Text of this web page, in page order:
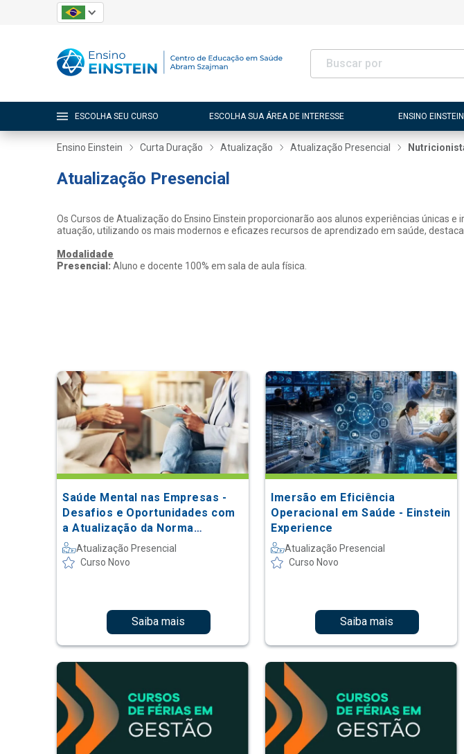
ESCOLHA SEU CURSO ESCOLHA SUA ÁREA DE INTERESSE ENSINO EINSTEIN
Ensino Einstein Curta Duração Atualização Atualização Presencial
Atualização Presencial
Os Cursos de Atualização do Ensino Einstein proporcionarão aos alunos experiências
atuação, utilizando os mais modernos e eficazes recursos de aprendizado em saúde,
Modalidade
Presencial:Aluno e docente 100% em sala de aula física.
Saúde Mental nas Empresas -
Desafios e Oportunidades com
a Atualização da Norma
Regulamentadora 1: da Teoria à
Prática
Atualização Presencial
Curso Novo
Saiba mais
Imersão em Eficiência
Operacional em Saúde - Einstein
Experience
Atualização Presencial
Curso Novo
Saiba mais